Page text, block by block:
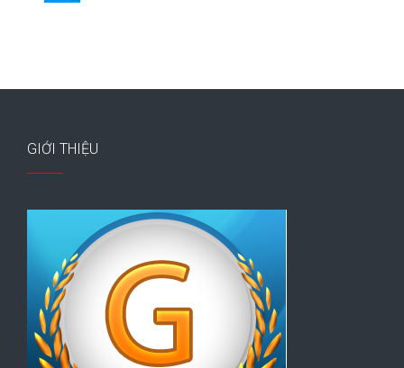
GIỚI THIỆU